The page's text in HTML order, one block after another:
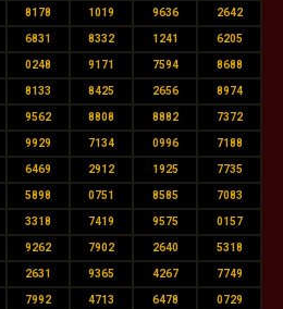
8178 1019 9636 2642
6831 8332 1241 6205
0248 9171 7594 8688
8133 8425 2656 8974
9562 8808 8882 7372
9929 7134 0996 7188
6469 2912 1925 7735
5898 0751 8585 7083
3318 7419 9575 0157
9262 7902 2640 5318
2631 9365 4267 7749
7992 4713 6478 0729